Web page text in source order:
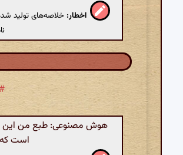
اخطار: خلاصه‌های تولید
#
هوش مصنوعی: طبع من این
است